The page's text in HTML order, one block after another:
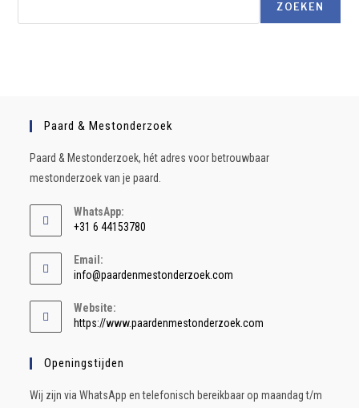
ZOEKEN
Paard & Mestonderzoek
Paard & Mestonderzoek, hét adres voor betrouwbaar
mestonderzoek van je paard.
WhatsApp:
+31 6 44153780
Email:
info@paardenmestonderzoek.com
Website:
https://www.paardenmestonderzoek.com
Openingstijden
Wij zijn via WhatsApp en telefonisch bereikbaar op maandag t/m